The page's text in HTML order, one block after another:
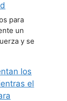
para
un
y se
los
el